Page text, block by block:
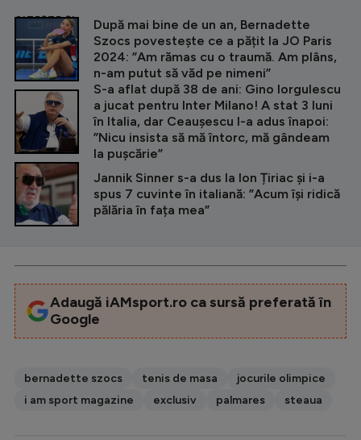
CITEȘTE ȘI
După mai bine de un an, Bernadette
Szocs povestește ce a pățit la JO Paris
2024: ”Am rămas cu o traumă. Am plâns,
n-am putut să văd pe nimeni”
S-a aflat după 38 de ani: Gino Iorgulescu
a jucat pentru Inter Milano! A stat 3 luni
în Italia, dar Ceaușescu l-a adus înapoi:
”Nicu insista să mă întorc, mă gândeam
la pușcărie”
Jannik Sinner s-a dus la Ion Țiriac și i-a
spus 7 cuvinte în italiană: ”Acum își ridică
pălăria în fața mea”
Adaugă iAMsport.ro ca sursă preferată în
Google
bernadette szocs tenis de masa
jocurile olimpice
i am sport magazine
exclusiv palmares steaua